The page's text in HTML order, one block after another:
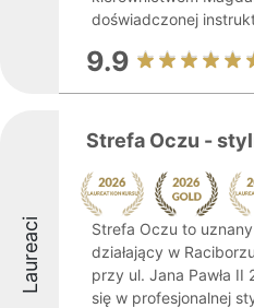
doświadczonej
9.9
Laureaci
Strefa Oczu -
Strefa Oczu to
działający w
przy ul. Jana Pawła
się w profesjonalnej